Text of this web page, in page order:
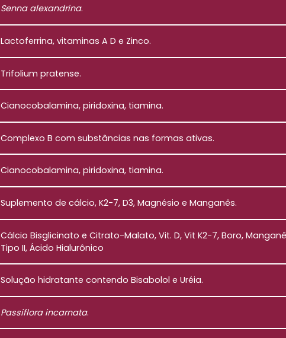
Senna alexandrina.
Lactoferrina, vitaminas A D e Zinco.
Trifolium pratense.
Cianocobalamina, piridoxina, tiamina.
Complexo B com substâncias nas formas ativas.
Cianocobalamina, piridoxina, tiamina.
Suplemento de cálcio, K2-7, D3, Magnésio e Manganês.
Cálcio Bisglicinato e Citrato-Malato, Vit. D, Vit K2-7, Boro,
Tipo II, Ácido Hialurônico
Solução hidratante contendo Bisabolol e Uréia.
Passiflora incarnata.